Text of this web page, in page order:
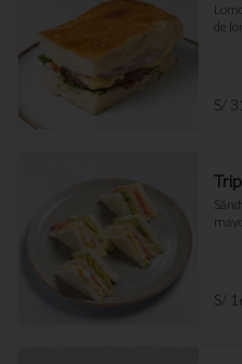
de
S/
S/